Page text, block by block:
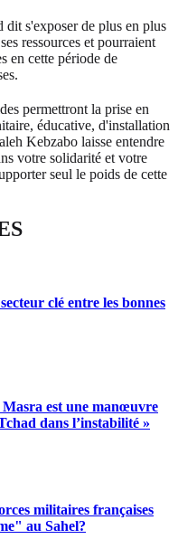
dit s'exposer de plus en plus
ressources et pourraient
en cette période de
permettront la prise en
éducative, d'installation
Kebzabo laisse entendre
votre solidarité et votre
seul le poids de cette
clé entre les bonnes
est une manœuvre
dans l’instabilité »
militaires françaises
au Sahel?